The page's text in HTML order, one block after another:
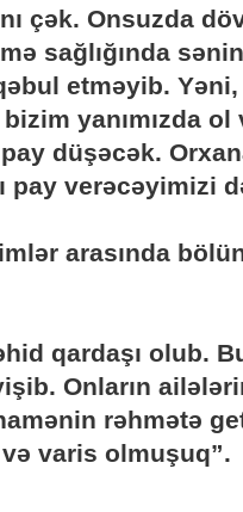
çək. Onsuzda
sağlığında
etməyib.
yanımızda
düşəcək.
pay verəcəyimizi
arasında
qardaşı olub.
Onların
rəhmətə
varis olmuşuq”.